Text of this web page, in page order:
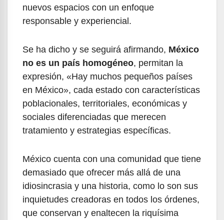
nuevos espacios con un enfoque
responsable y experiencial.
Se ha dicho y se seguirá afirmando, México
no es un país homogéneo, permitan la
expresión, «Hay muchos pequeños países
en México», cada estado con características
poblacionales, territoriales, económicas y
sociales diferenciadas que merecen
tratamiento y estrategias específicas.
México cuenta con una comunidad que tiene
demasiado que ofrecer más allá de una
idiosincrasia y una historia, como lo son sus
inquietudes creadoras en todos los órdenes,
que conservan y enaltecen la riquísima